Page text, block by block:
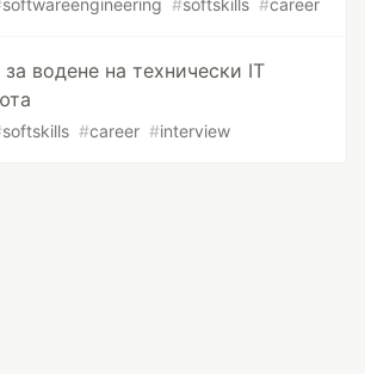
softwareengineering #softskills #career
водене на технически IT
softskills #career #interview